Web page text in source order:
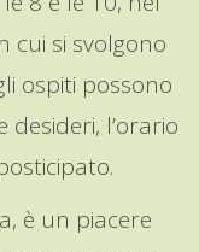
cui si svolgono
ospiti possono
desideri, l’orario
è un piacere